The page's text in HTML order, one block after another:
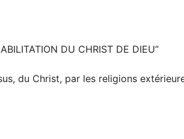
DU CHRIST DE DIEU”
du Christ, par les religions